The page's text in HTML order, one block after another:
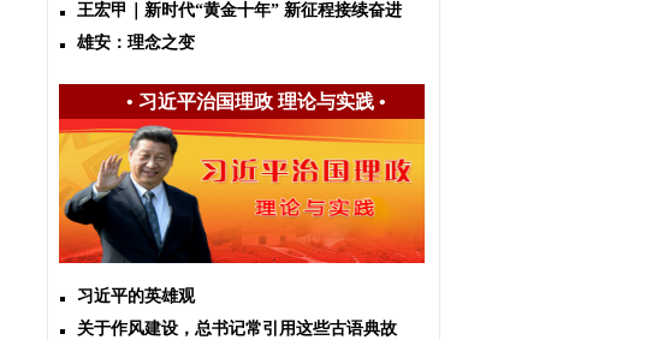
王宏甲｜新时代“黄金十年” 新征程接续奋进
雄安：理念之变
• 习近平治国理政 理论与实践•
习近平的英雄观
关于作风建设，总书记常引用这些古语典故